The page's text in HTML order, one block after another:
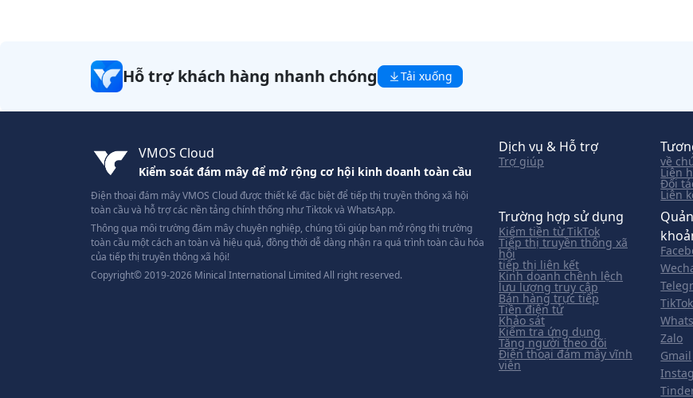
Hỗ trợ khách hàng nhanh chóng Tải xuống
VMOS Cloud
Kiểm soát đám mây để mở rộng cơ hội kinh doanh toàn cầu
Điện thoại đám mây VMOS Cloud được thiết kế đặc biệt để tiếp thị truyền thông xã hội
toàn cầu và hỗ trợ các nền tảng chính thống như Tiktok và WhatsApp.
Thông qua môi trường đám mây chuyên nghiệp, chúng tôi giúp bạn mở rộng thị trường
toàn cầu một cách an toàn và hiệu quả, đồng thời dễ dàng nhận ra quá trình toàn cầu hóa
của tiếp thị truyền thông xã hội!
Copyright© 2019-2026 Minical International Limited All right reserved.
Dịch vụ & Hỗ trợ
Trợ giúp về
Liên
Đối
Liên
Trường hợp sử dụng
Kiếm tiền từ TikTok
Tiếp thị truyền thông xã
hội
tiếp thị liên kết
Kinh doanh chênh lệch
lưu lượng truy cập
Bán hàng trực tiếp
Tiền điện tử
Khảo sát
Kiểm tra ứng dụng
Tăng người theo dõi
Điện thoại đám mây vĩnh
viễn
TikTok
Zalo
Gmail